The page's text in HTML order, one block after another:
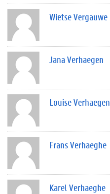
Wietse Vergauwe
Jana Verhaegen
Louise Verhaegen
Frans Verhaeghe
Karel Verhaeghe